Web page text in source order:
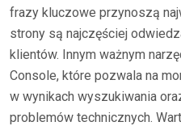
frazy kluczowe przynoszą
strony są najczęściej
klientów. Innym ważnym
Console, które pozwala na
w wynikach wyszukiwania
problemów technicznych.